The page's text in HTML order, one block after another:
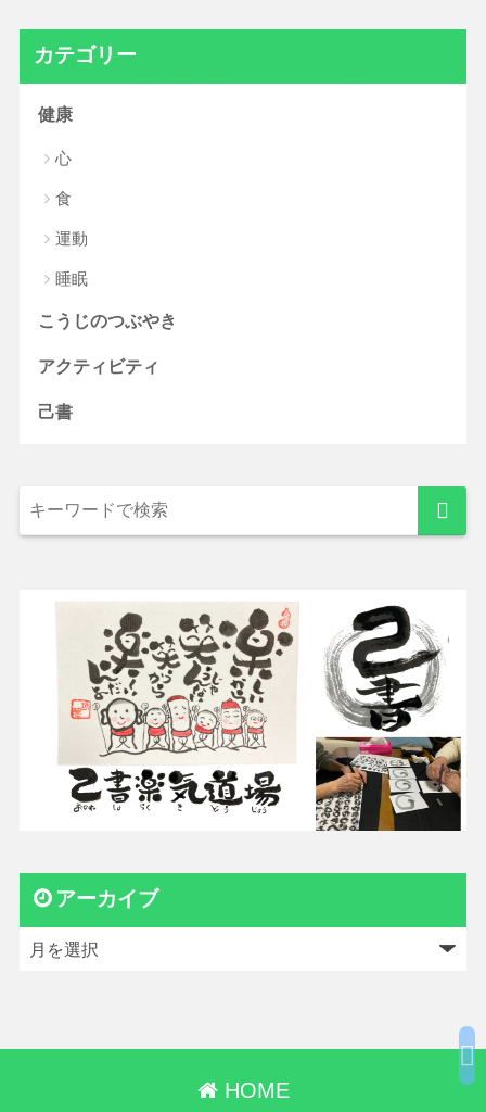
カテゴリー
健康
心
食
運動
睡眠
こうじのつぶやき
アクティビティ
己書
アーカイブ
HOME